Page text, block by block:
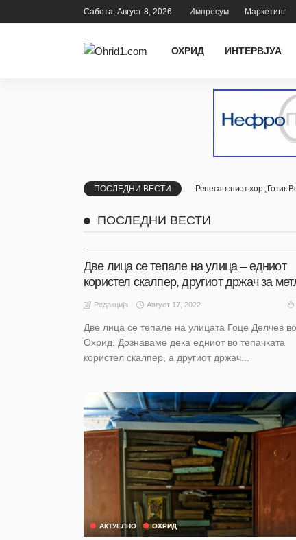
Сабота, Август 8, 2026 Импресум Маркетинг
ОХРИД ИНТЕРВЈУА
ПОСЛЕДНИ ВЕСТИ Ренесансниот хор „Готик
ПОСЛЕДНИ ВЕСТИ
Две лица се тепале на улица – едниот
користел скалпер, другиот држач за
Редакција Август 17, 2022
Две лица се тепале на улицата Гоце Делчев во
Охрид. Дознаваме дека едниот во тепачката
користел скалпер, а другиот држач...
АКТУЕЛНО ОХРИД